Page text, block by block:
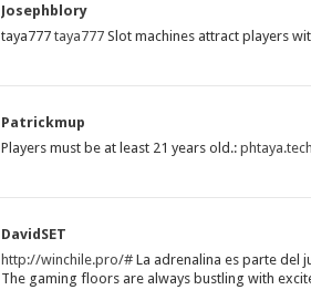
Josephblory
taya777 taya777Slot machines attract players
Patrickmup
Players must be at least 21 years old.: phtaya.tech
DavidSET
http://winchile.pro/#La adrenalina es parte del
The gaming floors are always bustling with